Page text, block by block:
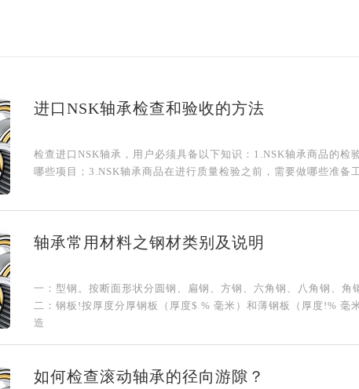
进口NSK轴承检查和验收的方法
检查进口NSK轴承，用户必须具备以下知识：1.NSK轴承商品的检
哪些项目；3.NSK轴承商品在进行质量检验之前，需要做哪些准备
轴承常用材料之钢材类别及说明
一：型钢。按断面形状分圆钢、扁钢、方钢、六角钢、八角钢、角
二：钢板!按厚度分厚钢板（厚度$ % 毫米）和薄钢板（厚度!% 毫
造
如何检查滚动轴承的径向游隙？